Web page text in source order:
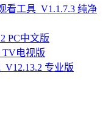
看工具_V1.1.7.3 纯净
PC中文版
TV电视版
专业版